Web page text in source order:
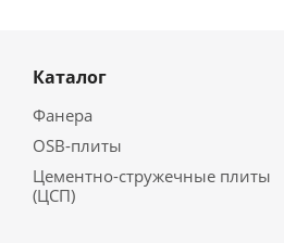
Каталог
Фанера
OSB-плиты
Цементно-стружечные плиты
(ЦСП)